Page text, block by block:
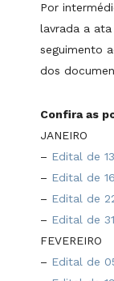
Por
lavrada a
seguimento
dos
Confira as
JANEIRO
– Edital de
– Edital de
– Edital de
– Edital de
FEVEREIRO
– Edital de